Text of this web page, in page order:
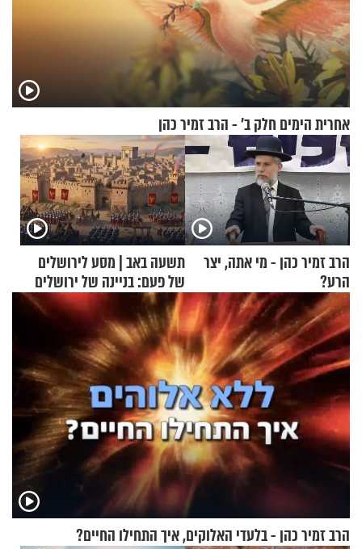
אחרית הימים חלק ב’ - הרב זמיר כהן
הרב זמיר כהן - מי אתה, יצר
הרע?
תשעה באב | מסע לירושלים
של פעם: בניינה של ירושלים
הרב זמיר כהן - בלעדי האלוקים, איך התחילו החיים?